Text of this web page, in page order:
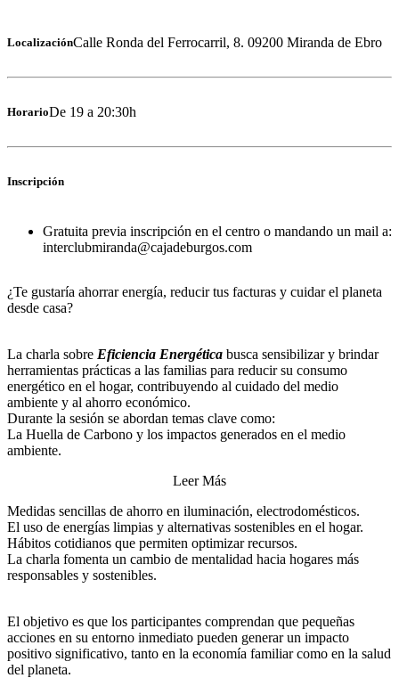
LocalizaciónCalle Ronda del Ferrocarril, 8. 09200 Miranda de Ebro
HorarioDe 19 a 20:30h
Inscripción
Gratuita previa inscripción en el centro o mandando un mail a:
interclubmiranda@cajadeburgos.com
¿Te gustaría ahorrar energía, reducir tus facturas y cuidar el planeta
desde casa?
La charla sobre Eficiencia Energética busca sensibilizar y brindar
herramientas prácticas a las familias para reducir su consumo
energético en el hogar, contribuyendo al cuidado del medio
ambiente y al ahorro económico.
Durante la sesión se abordan temas clave como:
La Huella de Carbono y los impactos generados en el medio
ambiente.
Leer Más
Medidas sencillas de ahorro en iluminación, electrodomésticos.
El uso de energías limpias y alternativas sostenibles en el hogar.
Hábitos cotidianos que permiten optimizar recursos.
La charla fomenta un cambio de mentalidad hacia hogares más
responsables y sostenibles.
El objetivo es que los participantes comprendan que pequeñas
acciones en su entorno inmediato pueden generar un impacto
positivo significativo, tanto en la economía familiar como en la salud
del planeta.